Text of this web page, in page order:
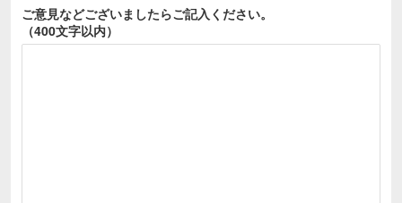
ご意見などございましたらご記入ください。
（400文字以内）